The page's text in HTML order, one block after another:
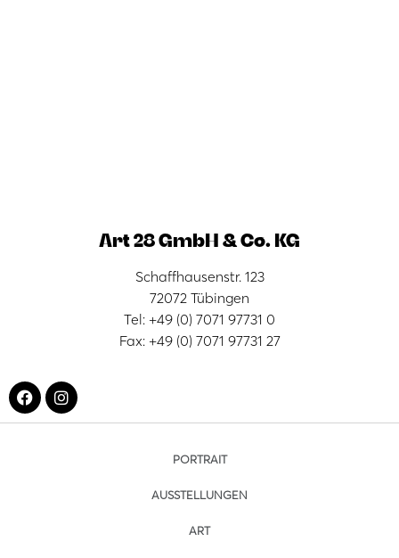
Art 28 GmbH & Co. KG
Schaffhausenstr. 123
72072 Tübingen
Tel: +49 (0) 7071 97731 0
Fax: +49 (0) 7071 97731 27
PORTRAIT
AUSSTELLUNGEN
ART